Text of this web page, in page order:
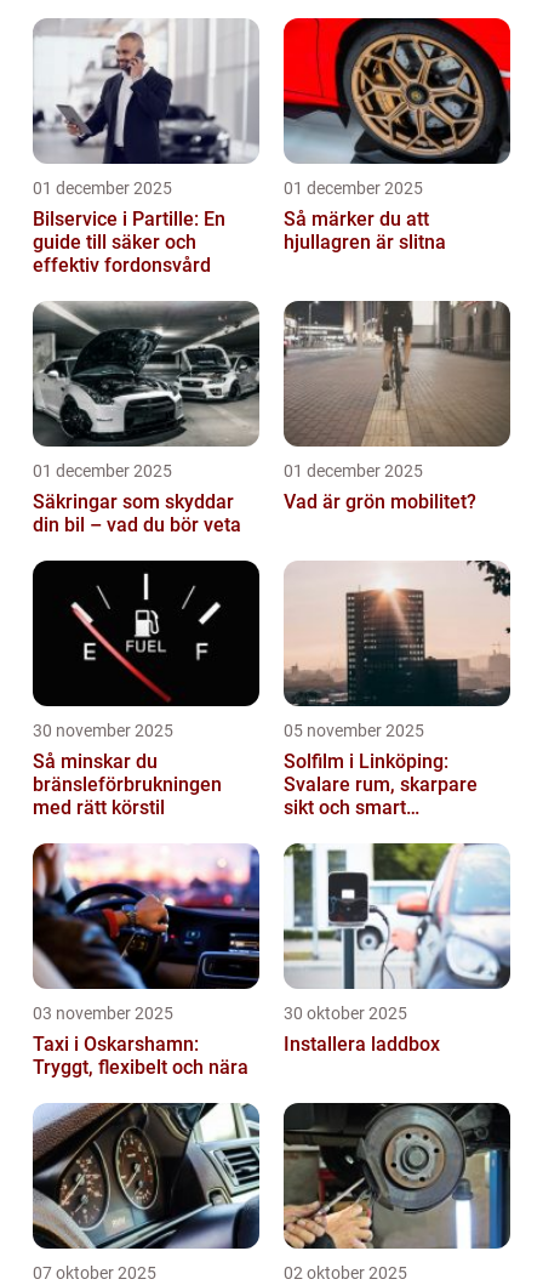
01 december 2025
Bilservice i Partille: En
guide till säker och
effektiv fordonsvård
01 december 2025
Så märker du att
hjullagren är slitna
01 december 2025
Säkringar som skyddar
din bil – vad du bör veta
01 december 2025
Vad är grön mobilitet?
30 november 2025
Så minskar du
bränsleförbrukningen
med rätt körstil
05 november 2025
Solfilm i Linköping:
Svalare rum, skarpare
sikt och smart
03 november 2025
Taxi i Oskarshamn:
Tryggt, flexibelt och nära
30 oktober 2025
Installera laddbox
07 oktober 2025 02 oktober 2025